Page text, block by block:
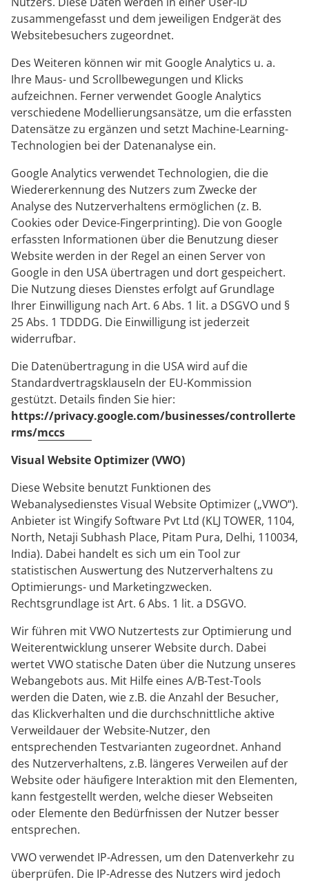
zusammengefasst und dem jeweiligen Endgerät des
Websitebesuchers zugeordnet.
Des Weiteren können wir mit Google Analytics u. a.
Ihre Maus- und Scrollbewegungen und Klicks
aufzeichnen. Ferner verwendet Google Analytics
verschiedene Modellierungsansätze, um die erfassten
Datensätze zu ergänzen und setzt Machine-Learning-
Technologien bei der Datenanalyse ein.
Google Analytics verwendet Technologien, die die
Wiedererkennung des Nutzers zum Zwecke der
Analyse des Nutzerverhaltens ermöglichen (z. B.
Cookies oder Device-Fingerprinting). Die von Google
erfassten Informationen über die Benutzung dieser
Website werden in der Regel an einen Server von
Google in den USA übertragen und dort gespeichert.
Die Nutzung dieses Dienstes erfolgt auf Grundlage
Ihrer Einwilligung nach Art. 6 Abs. 1 lit. a DSGVO und §
25 Abs. 1 TDDDG. Die Einwilligung ist jederzeit
widerrufbar.
Die Datenübertragung in die USA wird auf die
Standardvertragsklauseln der EU-Kommission
gestützt. Details finden Sie hier:
https://privacy.google.com/businesses/controllerte
rms/mccs
Visual Website Optimizer (VWO)
Diese Website benutzt Funktionen des
Webanalysedienstes Visual Website Optimizer („VWO“).
Anbieter ist Wingify Software Pvt Ltd (KLJ TOWER, 1104,
North, Netaji Subhash Place, Pitam Pura, Delhi, 110034,
India). Dabei handelt es sich um ein Tool zur
statistischen Auswertung des Nutzerverhaltens zu
Optimierungs- und Marketingzwecken.
Rechtsgrundlage ist Art. 6 Abs. 1 lit. a DSGVO.
Wir führen mit VWO Nutzertests zur Optimierung und
Weiterentwicklung unserer Website durch. Dabei
wertet VWO statische Daten über die Nutzung unseres
Webangebots aus. Mit Hilfe eines A/B-Test-Tools
werden die Daten, wie z.B. die Anzahl der Besucher,
das Klickverhalten und die durchschnittliche aktive
Verweildauer der Website-Nutzer, den
entsprechenden Testvarianten zugeordnet. Anhand
des Nutzerverhaltens, z.B. längeres Verweilen auf der
Website oder häufigere Interaktion mit den Elementen,
kann festgestellt werden, welche dieser Webseiten
oder Elemente den Bedürfnissen der Nutzer besser
entsprechen.
VWO verwendet IP-Adressen, um den Datenverkehr zu
überprüfen. Die IP-Adresse des Nutzers wird jedoch